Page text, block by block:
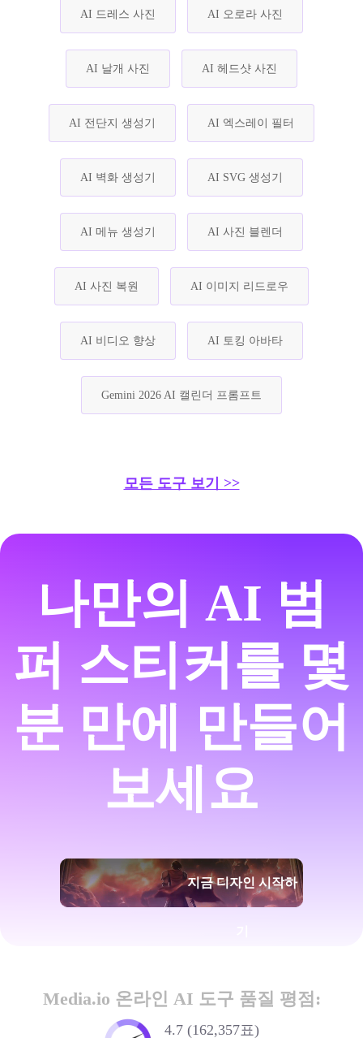
AI 드레스 사진 AI 오로라 사진
AI 날개 사진 AI 헤드샷 사진
AI 전단지 생성기 AI 엑스레이 필터
AI 벽화 생성기 AI SVG 생성기
AI 메뉴 생성기 AI 사진 블렌더
AI 사진 복원 AI 이미지 리드로우
AI 비디오 향상 AI 토킹 아바타
Gemini 2026 AI 캘린더 프롬프트
모든 도구 보기 >>
나만의 AI 범
퍼 스티커를 몇
분 만에 만들어
보세요
지금 디자인 시작하
Media.io 온라인 AI 도구 품질 평점:
4.7 (162,357표)